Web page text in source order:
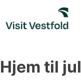
content
Hjem til jul